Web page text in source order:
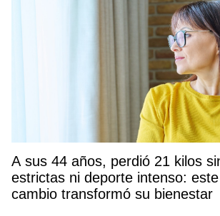
A sus 44 años, perdió 21 kilos
estrictas ni deporte intenso:
cambio transformó su bienestar